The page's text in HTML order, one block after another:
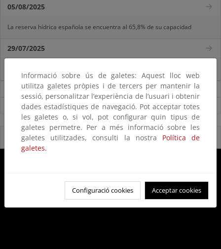
05/08/2025
La reserva hídrica española se encuentra al 65,8% de su capacidad
29/07/2025
Noticias sobre Agua
Ver todas las noticias
Reservas Naturales Fluviales 2020
Informació sobre ús de galetes: Aquest lloc web
utilitza galetes pròpies i de tercers per mantenir la
sessió, personalitzar l’experiència de l’usuari i obtenir
dades estadístiques de navegació. Pot acceptar totes
les galetes o, si vol, pot configurar quin tipus de
galetes permetre. Per a més informació sobre les
galetes utilitzades, consulti la nostra Política de
galetes.
Configuració cookies Acceptar cookies